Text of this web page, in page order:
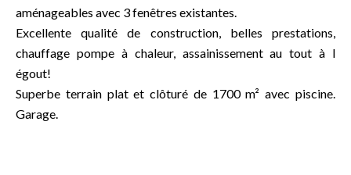
aménageables avec 3 fenêtres existantes.
Excellente qualité de construction, belles prestations,
chauffage pompe à chaleur, assainissement au tout à l
égout!
Superbe terrain plat et clôturé de 1700 m² avec piscine.
Garage.